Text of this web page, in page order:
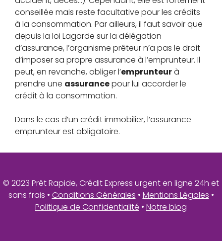
conseillée mais reste facultative pour les crédits
à la consommation. Par ailleurs, il faut savoir que
depuis la loi Lagarde sur la délégation
d’assurance, l’organisme prêteur n’a pas le droit
d’imposer sa propre assurance à l’emprunteur. Il
peut, en revanche, obliger l’emprunteurà
prendre une assurancepour lui accorder le
crédit à la consommation.
Dans le cas d’un crédit immobilier, l’assurance
emprunteur est obligatoire.
© 2023 Prêt Rapide, Crédit Express urgent en ligne 24h et
sans frais • Conditions Générales • Mentions Légales •
Politique de Confidentialité • Notre blog